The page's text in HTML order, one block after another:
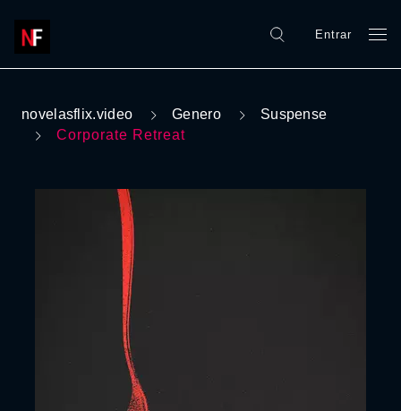
Entrar
novelasflix.video Genero
Suspense
Corporate Retreat